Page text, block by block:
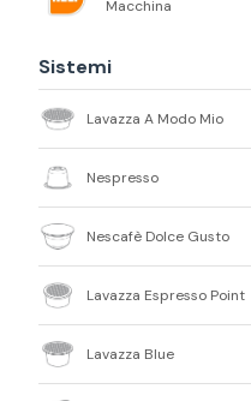
Macchina
Sistemi
Lavazza A Modo Mio
Nespresso
Nescafè Dolce Gusto
Lavazza Espresso Point
Lavazza Blue